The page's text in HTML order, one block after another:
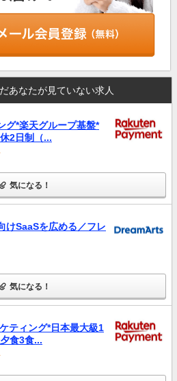
あなたが見ていない求人
グ*楽天グループ基盤*
2日制（...
気になる！
けSaaSを広める／フレ
気になる！
ティング*日本最大級1
食3食...